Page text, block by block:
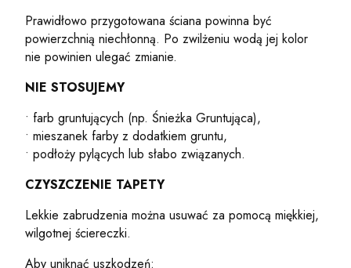
Prawidłowo przygotowana ściana powinna być
powierzchnią niechłonną. Po zwilżeniu wodą jej kolor
nie powinien ulegać zmianie.
NIE STOSUJEMY
• farb gruntujących (np. Śnieżka Gruntująca),
• mieszanek farby z dodatkiem gruntu,
• podłoży pylących lub słabo związanych.
CZYSZCZENIE TAPETY
Lekkie zabrudzenia można usuwać za pomocą miękkiej,
wilgotnej ściereczki.
Aby uniknąć uszkodzeń: